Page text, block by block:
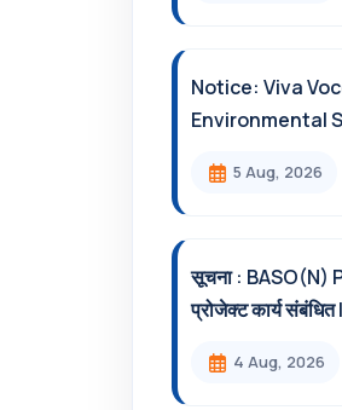
Notice: Viva
Environmental
5 Aug, 2026
सूचना : BASO(N)
प्रोजेक्ट कार्य संबंधित l
4 Aug, 2026